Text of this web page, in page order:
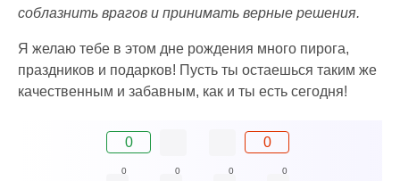
соблазнить врагов и принимать верные решения.
Я желаю тебе в этом дне рождения много пирога,
праздников и подарков! Пусть ты остаешься таким же
качественным и забавным, как и ты есть сегодня!
0 0
0 0 0 0